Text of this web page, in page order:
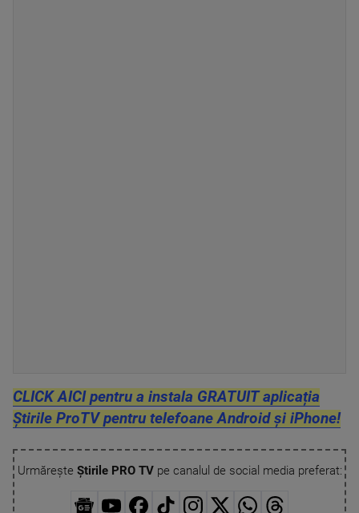
CLICK AICI pentru a instala GRATUIT aplicația
Știrile ProTV pentru telefoane Android și iPhone!
Urmărește Știrile PRO TVpe canalul de social media preferat: